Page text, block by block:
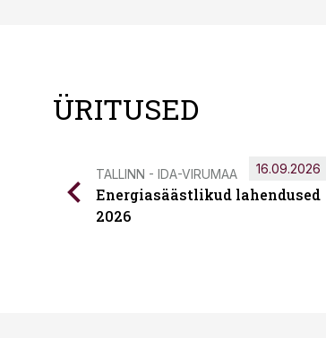
ÜRITUSED
TALLINN - IDA-VIRUMAA
Energiasäästlikud lahendused
2026
16.09.2026